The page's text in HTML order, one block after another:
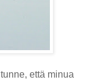
että minua